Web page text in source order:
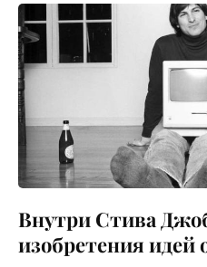
Внутри Стива
изобретения идей